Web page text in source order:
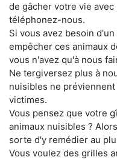
de gâcher votre vie
téléphonez-nous.
Si vous avez besoin
empêcher ces animaux
vous n'avez qu'à nous
Ne tergiversez plus à
nuisibles ne
victimes.
Vous pensez que votre
animaux nuisibles ?
sorte d'y remédier au
Vous voulez des grilles